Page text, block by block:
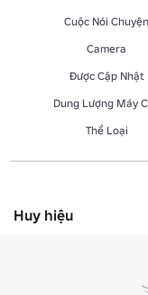
Cuộc Nói Chuyện
Camera
Được Cập Nhật
Dung Lượng Máy
Thể Loại
Huy hiệu